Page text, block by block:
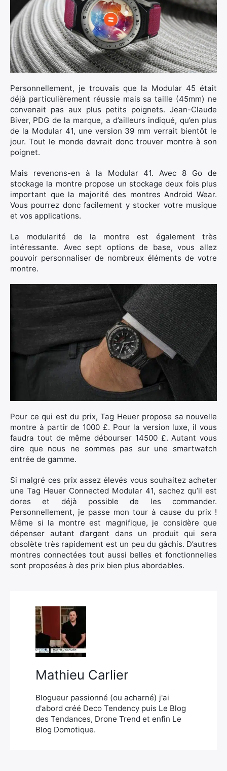
Personnellement, je trouvais que la Modular 45 était
déjà particulièrement réussie mais sa taille (45mm) ne
convenait pas aux plus petits poignets. Jean-Claude
Biver, PDG de la marque, a d’ailleurs indiqué, qu’en plus
de la Modular 41, une version 39 mm verrait bientôt le
jour. Tout le monde devrait donc trouver montre à son
poignet.
Mais revenons-en à la Modular 41. Avec 8 Go de
stockage la montre propose un stockage deux fois plus
important que la majorité des montres Android Wear.
Vous pourrez donc facilement y stocker votre musique
et vos applications.
La modularité de la montre est également très
intéressante. Avec sept options de base, vous allez
pouvoir personnaliser de nombreux éléments de votre
montre.
Pour ce qui est du prix, Tag Heuer propose sa nouvelle
montre à partir de 1000 £. Pour la version luxe, il vous
faudra tout de même débourser 14500 £. Autant vous
dire que nous ne sommes pas sur une smartwatch
entrée de gamme.
Si malgré ces prix assez élevés vous souhaitez acheter
une Tag Heuer Connected Modular 41, sachez qu’il est
dores et déjà possible de les commander.
Personnellement, je passe mon tour à cause du prix !
Même si la montre est magnifique, je considère que
dépenser autant d’argent dans un produit qui sera
obsolète très rapidement est un peu du gâchis. D’autres
montres connectées tout aussi belles et fonctionnelles
sont proposées à des prix bien plus abordables.
Mathieu Carlier
Blogueur passionné (ou acharné) j'ai
d'abord créé Deco Tendency puis Le Blog
des Tendances, Drone Trend et enfin Le
Blog Domotique.
×
Rechercher
: